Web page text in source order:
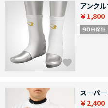
アンク
￥1,800
スーパ
￥2,400